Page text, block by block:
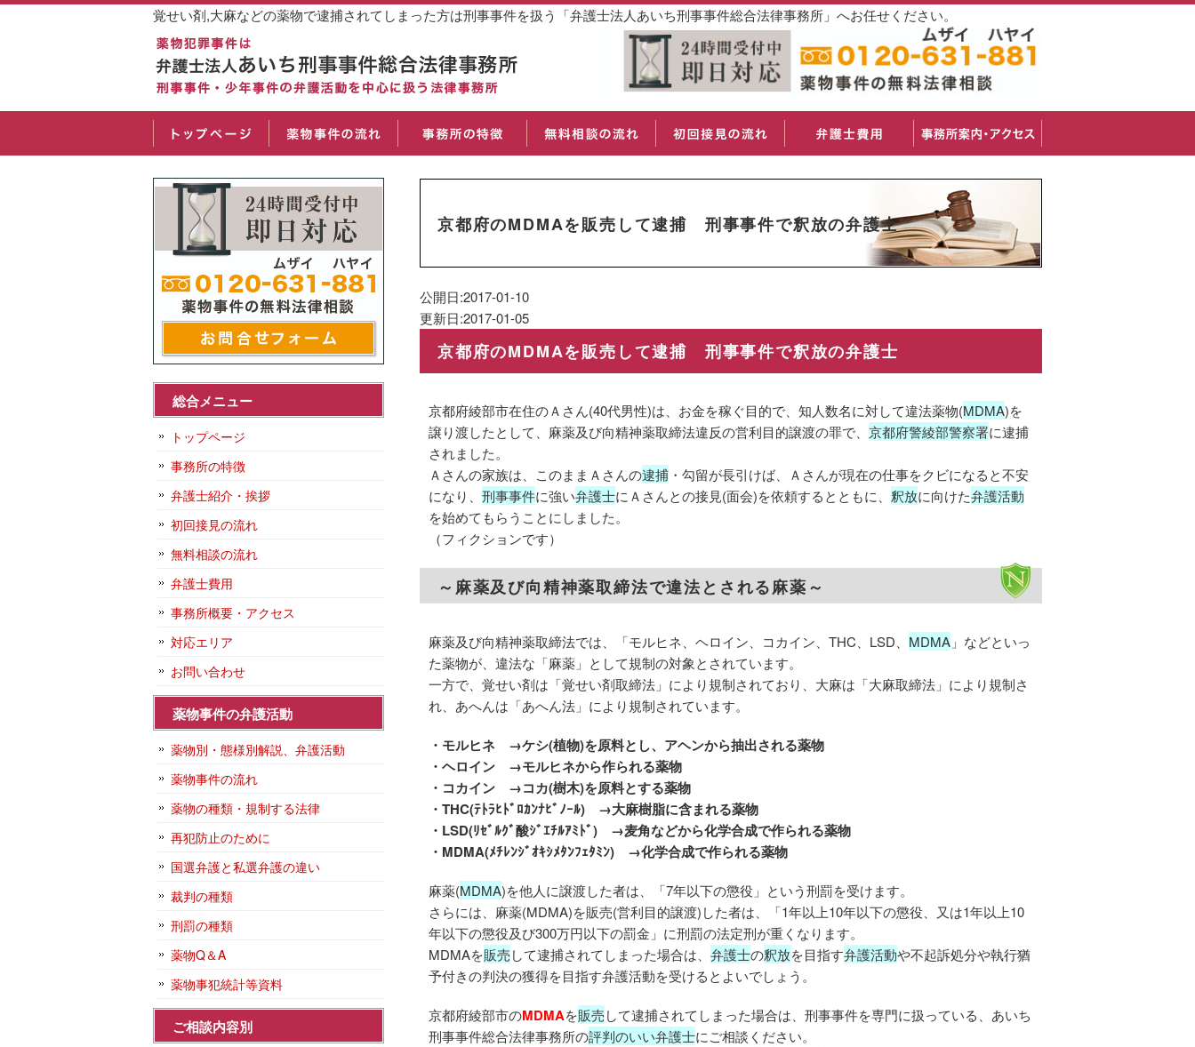
覚せい剤,大麻などの薬物で逮捕されてしまった方は刑事事件を扱う「弁護士法人あいち刑事事件総合法律事務所」へお任せください。
京都府のMDMAを販売して逮捕 刑事事件で釈放の弁護士
公開日:2017-01-10
更新日:2017-01-05
京都府のMDMAを販売して逮捕 刑事事件で釈放の弁護士
京都府綾部市在住のＡさん(40代男性)は、お金を稼ぐ目的で、知人数名に対して違法薬物(MDMA)を
譲り渡したとして、麻薬及び向精神薬取締法違反の営利目的譲渡の罪で、 京都府警綾部警察署に逮捕
されました。
Ａさんの家族は、このままＡさんの逮捕 ・勾留が長引けば、Ａさんが現在の仕事をクビになると不安
になり、 刑事事件に強い弁護士にＡさんとの接見(面会)を依頼するとともに、 釈放に向けた弁護活動
を始めてもらうことにしました。
（フィクションです）
～麻薬及び向精神薬取締法で違法とされる麻薬～
麻薬及び向精神薬取締法では、「モルヒネ、ヘロイン、コカイン、THC、LSD、 MDMA 」などといっ
た薬物が、違法な「麻薬」として規制の対象とされています。
一方で、覚せい剤は「覚せい剤取締法」により規制されており、大麻は「大麻取締法」により規制さ
れ、あへんは「あへん法」により規制されています。
・モルヒネ →ケシ(植物)を原料とし、アヘンから抽出される薬物
・ヘロイン →モルヒネから作られる薬物
・コカイン →コカ(樹木)を原料とする薬物
・THC(ﾃﾄﾗﾋﾄﾞﾛｶﾝﾅﾋﾞﾉｰﾙ) →大麻樹脂に含まれる薬物
・LSD(ﾘｾﾞﾙｸﾞ酸ｼﾞｴﾁﾙｱﾐﾄﾞ) →麦角などから化学合成で作られる薬物
・MDMA(ﾒﾁﾚﾝｼﾞｵｷｼﾒﾀﾝﾌｪﾀﾐﾝ) →化学合成で作られる薬物
麻薬(MDMA)を他人に譲渡した者は、「7年以下の懲役」という刑罰を受けます。
さらには、麻薬(MDMA)を販売(営利目的譲渡)した者は、「1年以上10年以下の懲役、又は1年以上10
年以下の懲役及び300万円以下の罰金」に刑罰の法定刑が重くなります。
MDMAを販売して逮捕されてしまった場合は、 弁護士の釈放を目指す弁護活動や不起訴処分や執行猶
予付きの判決の獲得を目指す弁護活動を受けるとよいでしょう。
京都府綾部市のMDMAを販売して逮捕されてしまった場合は、刑事事件を専門に扱っている、あいち
刑事事件総合法律事務所の評判のいい弁護士にご相談ください。
総合メニュー
トップページ
事務所の特徴
弁護士紹介・挨拶
初回接見の流れ
無料相談の流れ
弁護士費用
事務所概要・アクセス
対応エリア
お問い合わせ
薬物事件の弁護活動
薬物別・態様別解説、弁護活動
薬物事件の流れ
薬物の種類・規制する法律
再犯防止のために
国選弁護と私選弁護の違い
裁判の種類
刑罰の種類
薬物Q＆A
薬物事犯統計等資料
ご相談内容別